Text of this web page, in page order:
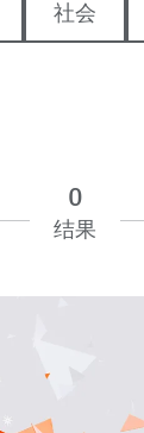
社会
0
结果